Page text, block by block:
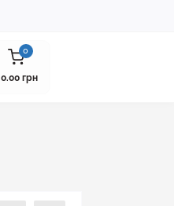
0
0.00 грн